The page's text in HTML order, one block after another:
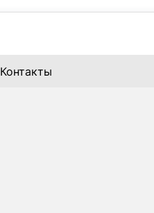
Контакты